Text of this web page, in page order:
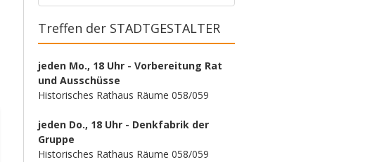
Treffen der STADTGESTALTER
jeden Mo., 18 Uhr - Vorbereitung Rat
und Ausschüsse
Historisches Rathaus Räume 058/059
jeden Do., 18 Uhr - Denkfabrik der
Gruppe
Historisches Rathaus Räume 058/059